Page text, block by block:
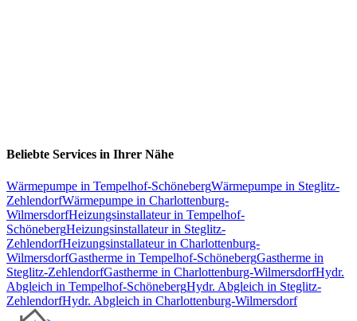
Beliebte Services in Ihrer Nähe
Wärmepumpe in Tempelhof-SchönebergWärmepumpe in Steglitz-
ZehlendorfWärmepumpe in Charlottenburg-
WilmersdorfHeizungsinstallateurin Tempelhof-
SchönebergHeizungsinstallateurin Steglitz-
ZehlendorfHeizungsinstallateurin Charlottenburg-
WilmersdorfGastherme in Tempelhof-SchönebergGastherme in
Steglitz-ZehlendorfGastherme in Charlottenburg-WilmersdorfHydr.
Abgleich in Tempelhof-SchönebergHydr. Abgleich in Steglitz-
ZehlendorfHydr. Abgleich in Charlottenburg-Wilmersdorf